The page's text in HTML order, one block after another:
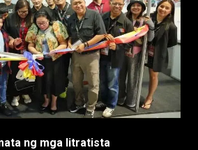
ng mga litratista